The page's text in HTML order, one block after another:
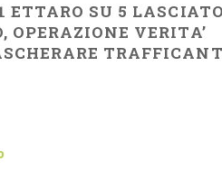
ETTARO SU 5
OPERAZIONE VERITA’